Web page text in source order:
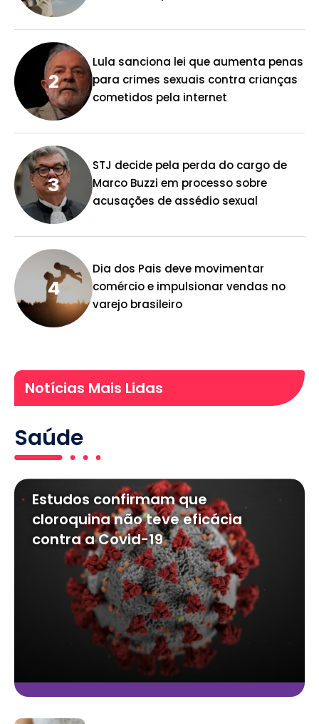
Lula sanciona lei que aumenta penas
para crimes sexuais contra crianças
cometidos pela internet
STJ decide pela perda do cargo de
Marco Buzzi em processo sobre
acusações de assédio sexual
Dia dos Pais deve movimentar
comércio e impulsionar vendas no
varejo brasileiro
Notícias Mais Lidas
Saúde
Estudos confirmam que
cloroquina não teve eficácia
contra a Covid-19